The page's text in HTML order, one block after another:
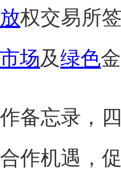
权交易所
场及绿色
忘录，四
作机遇，